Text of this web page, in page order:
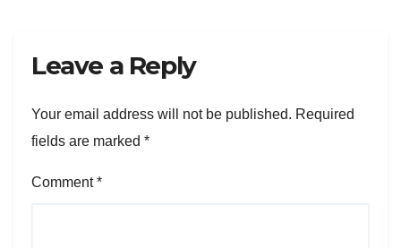
Leave a Reply
Your email address will not be published. Required
fields are marked *
Comment*